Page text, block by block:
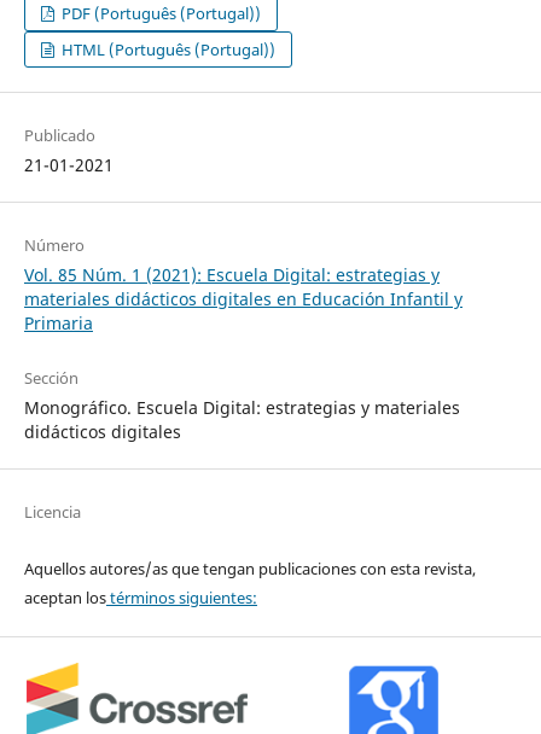
PDF (Português (Portugal))
HTML (Português (Portugal))
Publicado
21-01-2021
Número
Vol. 85 Núm. 1 (2021): Escuela Digital: estrategias y
materiales didácticos digitales en Educación Infantil y
Primaria
Sección
Monográfico. Escuela Digital: estrategias y materiales
didácticos digitales
Licencia
Aquellos autores/as que tengan publicaciones con esta revista,
aceptan lostérminos siguientes: